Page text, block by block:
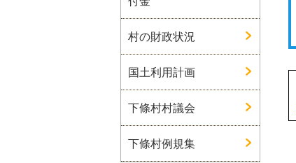
村の財政状況
国土利用計画
下條村村議会
下條村例規集